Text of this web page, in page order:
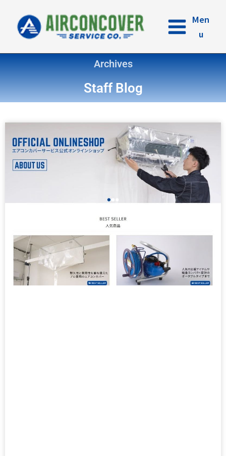
キ
Men
u
Archives
Staff Blog
ー
ジ
ー
ジ
ー
ジ
ー
ジ
ペ
ー
ジ